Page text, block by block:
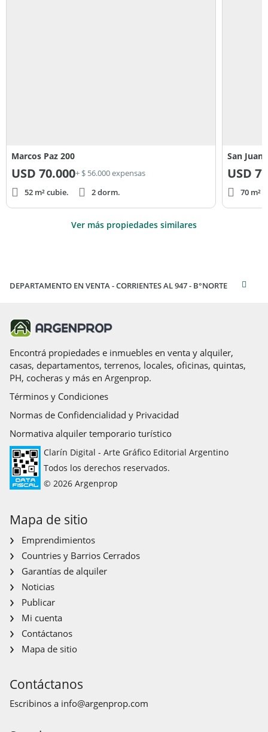
Marcos Paz 200
USD 70.000+ $ 56.000 expensas
52 m² cubie.
2 dorm.
San Juan
USD
70 m²
Ver más propiedades similares
DEPARTAMENTO EN VENTA - CORRIENTES AL 947 - B°NORTE
Encontrá propiedades e inmuebles en venta y alquiler,
casas, departamentos, terrenos, locales, oficinas, quintas,
PH, cocheras y más en Argenprop.
Términos y Condiciones
Normas de Confidencialidad y Privacidad
Normativa alquiler temporario turístico
Clarín Digital - Arte Gráfico Editorial Argentino
Todos los derechos reservados.
© 2026 Argenprop
Mapa de sitio
Emprendimientos
Countries y Barrios Cerrados
Garantías de alquiler
Noticias
Publicar
Mi cuenta
Contáctanos
Mapa de sitio
Contáctanos
Escribinos a info@argenprop.com